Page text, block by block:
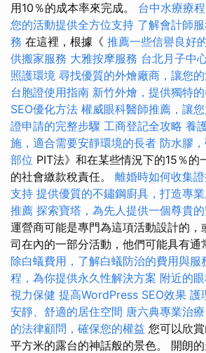
用10％的成本率來完成。 台中水療療程
您的活動提供全方位支持 了解會計師
務 在這裡，根據《 推薦一些信譽良好
供搬家服務 大雅按摩服務 台北月子中
照護環境 尋找優質的外燴廠商，讓您
台胞證使用指南 新竹外燴，提供獨特
SEO優化方法 權威眼科醫師推薦，讓
證申請的完整步驟 工商登記全攻略 養
施，適合需要安靜環境的長者 防水膠
部位 PIT法》和在某些情況下的15％的
的社會繳款稅責任。 離婚時如何收集
支持 提供優質的不鏽鋼廚具，打造專
推薦 探索寶塔，為先人提供一個尊貴
運營商可能是專門為這項活動設計的，
司在內的一部分活動，他們可能具有通
除白蟻費用，了解白蟻防治的費用與服
程，為你提供永久性解決方案 附近的
視力保健 提高WordPress SEO效果 護
安靜、舒適的居住空間 唐六典專業治療
的法律顧問，確保您的權益 您可以欣
平方米的露台的神話般的景色。 開朗